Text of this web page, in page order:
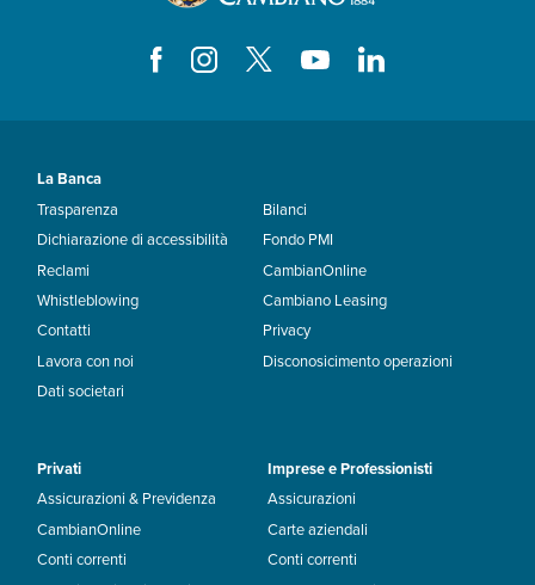
La Banca
Trasparenza
Dichiarazione di accessibilità
Reclami
Whistleblowing
Contatti
Lavora con noi
Dati societari
Bilanci
Fondo PMI
CambianOnline
Cambiano Leasing
Privacy
Disconosicimento operazioni
Privati
Assicurazioni & Previdenza
CambianOnline
Conti correnti
Imprese e Professionisti
Assicurazioni
Carte aziendali
Conti correnti